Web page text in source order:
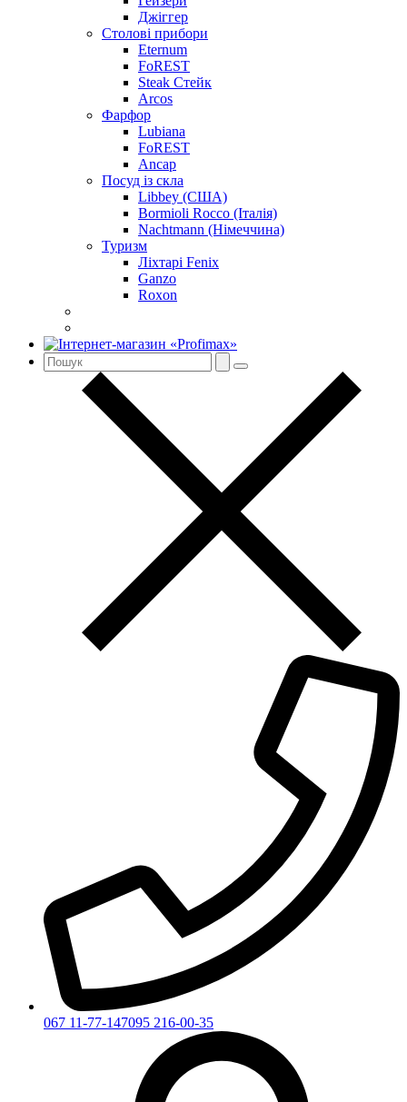
Джіггер
Столові прибори
Eternum
FoREST
Steak Стейк
Arcos
Фарфор
Lubiana
FoREST
Ancap
Посуд із скла
Libbey (США)
Bormioli Rocco (Італія)
Nachtmann (Німеччина)
Туризм
Ліхтарі Fenix
Ganzo
Roxon
067 11-77-147095 216-00-35